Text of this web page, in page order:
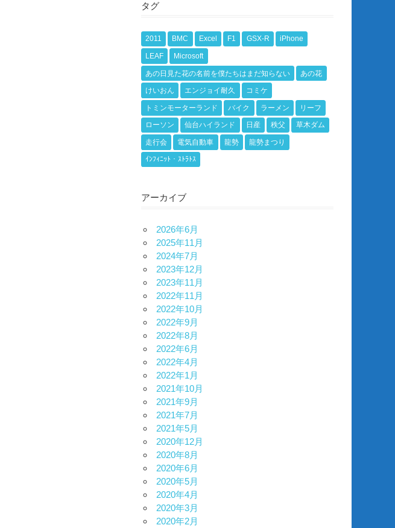
タグ
2011 BMC Excel F1 GSX-R iPhone
LEAF Microsoft
あの日見た花の名前を僕たちはまだ知らない あの花
けいおん エンジョイ耐久 コミケ
トミンモーターランド バイク ラーメン リーフ
ローソン 仙台ハイランド 日産 秩父 草木ダム
走行会 電気自動車 龍勢 龍勢まつり
ｲﾝﾌｨﾆｯﾄ・ｽﾄﾗﾄｽ
アーカイブ
2026年6月
2025年11月
2024年7月
2023年12月
2023年11月
2022年11月
2022年10月
2022年9月
2022年8月
2022年6月
2022年4月
2022年1月
2021年10月
2021年9月
2021年7月
2021年5月
2020年12月
2020年8月
2020年6月
2020年5月
2020年4月
2020年3月
2020年2月